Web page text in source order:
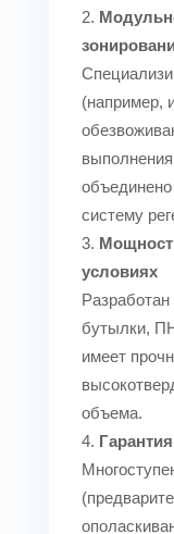
(например,
систему
условиях
бутылки,
имеет
объема.